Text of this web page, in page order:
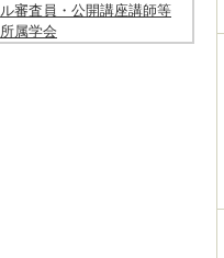
ル審査員・公開講座講師等
所属学会